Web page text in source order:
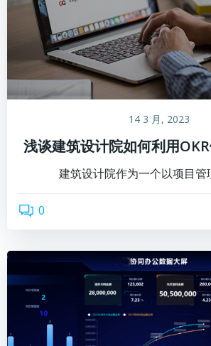
14 3 月, 2023
浅谈建筑设计院如何利用
建筑设计院作为一个以项目
0